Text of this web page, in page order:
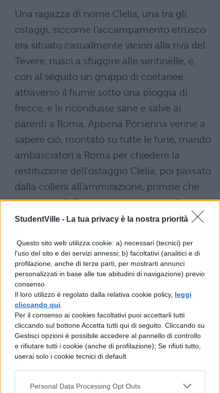
StudentVille - La tua privacy è la nostra priorità
Questo sito web utilizza cookie: a) necessari (tecnici) per
l'uso del sito e dei servizi annessi; b) facoltativi (analitici e di
profilazione, anche di terze parti, per mostrarti annunci
personalizzati in base alle tue abitudini di navigazione) previo
consenso.
Il loro utilizzo è regolato dalla relativa cookie policy, leggi
cliccando qui
Per il consenso ai cookies facoltativi puoi accettarli tutti
cliccando sul bottone Accetta tutti qui di seguito. Cliccando su
Gestisci opzioni è possibile accedere al pannello di controllo
e rifiutare tutti i cookie (anche di profilazione); Se rifiuti tutto,
userai solo i cookie tecnici di default.
Personal Data Processing Opt Outs
Una ragazza di nome Clelia, una tra gli
ostaggi, siccome l'accampamento etrusco
era situato casualmente vicino alla riva del
Tevere, riuscì a sfuggire alle sentinelle, e,
con al séguito un gruppo di coetanee,
attraversò il fiume sotto una pioggia di
frecce, e le ricondusse sane e salve ai
parenti a Roma. Appena Porsenna venne a
sapere ciò, montato su tutte le furie, mandò
ambasciatori a Roma per chiedere la
restituzione dell'ostaggio Clelia, poi passato
dalla collera all'ammirazione, primise che
se invece gliel'avessero consegnata lui
l'avrebbe restituita ai suoi senza farle alcun
parola: i Romani riconsegnarono il pegno
di pace, come previsto dal trattato, e presso
il re degli etruschi la virtù fu non solo sicura
ma anche onorata : il re lodò la fanciulla e
le donò parte degli ostaggi. Una volta
ristabilita la pace, i Romani onorarono la
virtù di Clelia con una statua equestre: fu
posta nella via Sacra una vergine seduta a